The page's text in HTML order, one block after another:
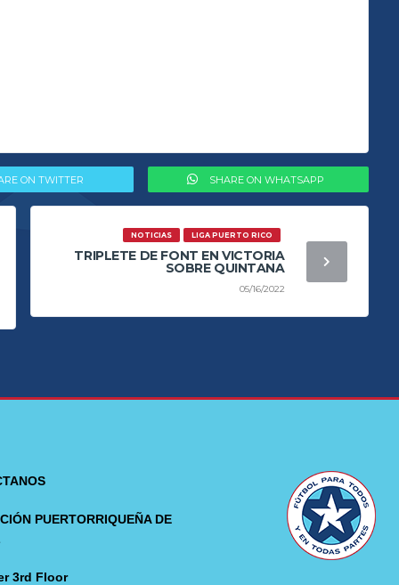
ON TWITTER SHARE ON WHATSAPP
LIGA PUERTO RICO
NOTICIAS
TRIPLETE DE FONT EN VICTORIA
SOBRE QUINTANA
05/16/2022
PUERTORRIQUEÑA DE
3rd Floor